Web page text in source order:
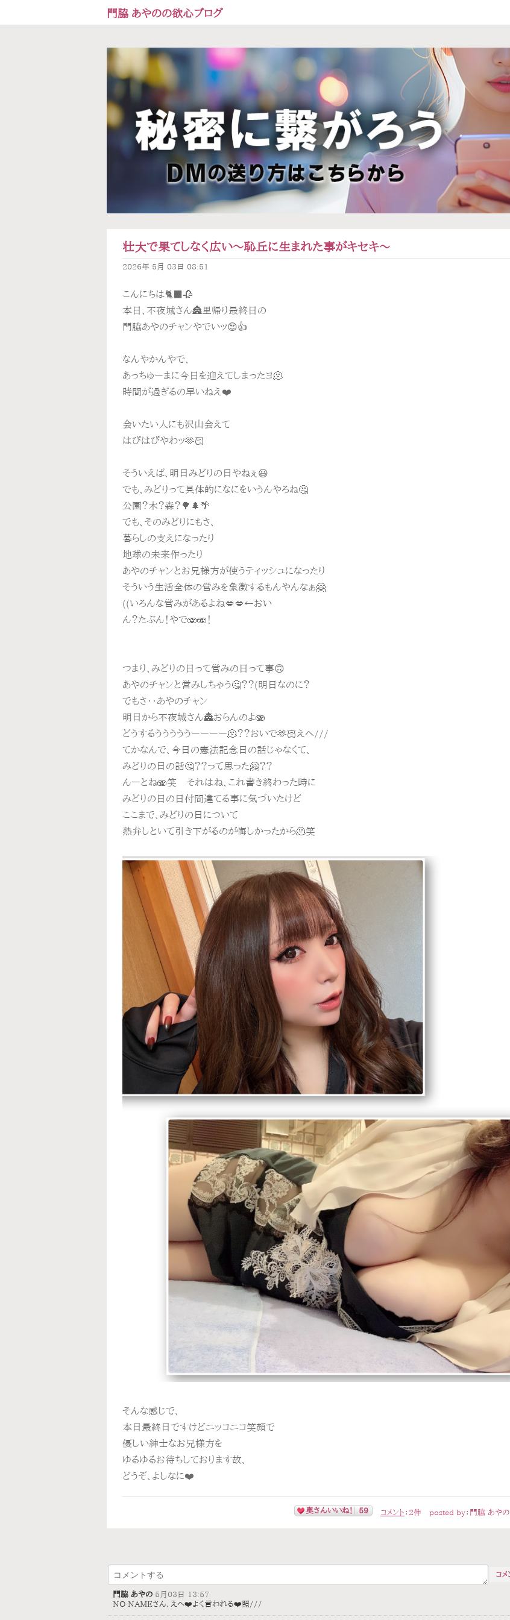
門脇 あやのの欲心ブログ
壮大で果てしなく広い〜恥丘に生まれた事がキセキ〜
2026年 5月 03日 08:51
こんにちは🐈‍⬛🥀
本日、不夜城さん🏯里帰り最終日の
門脇あやのチャンやでいッ😍👍
なんやかんやで、
あっちゅーまに今日を迎えてしまったヨ🫠
時間が過ぎるの早いねえ❤️
会いたい人にも沢山会えて
はぴはぴやわッ🫶🏻
そういえば、明日みどりの日やねぇ😃
でも、みどりって具体的になにをいうんやろね🤔
公園？木？森？🌳🌲🌴
でも、そのみどりにもさ、
暮らしの支えになったり
地球の未来作ったり
あやのチャンとお兄様方が使うティッシュになったり
そういう生活全体の営みを象徴するもんやんなぁ🤗
((いろんな営みがあるよね💋💋←おい
ん？たぶん！やで🫨🫨！
つまり、みどりの日って営みの日って事🙃
あやのチャンと営みしちゃう🤔？？(明日なのに？
でもさ‥あやのチャン
明日から不夜城さん🏯おらんのよ🫨
どうするうううううーーーー🫠？？おいで🫶🏻えへ///
てかなんで、今日の憲法記念日の話じゃなくて、
みどりの日の話🤔？？って思った🤗？？
んーとね🫨笑 それはね、これ書き終わった時に
みどりの日の日付間違てる事に気づいたけど
ここまで、みどりの日について
熱弁しといて引き下がるのが悔しかったから🫠笑
そんな感じで、
本日最終日ですけどニッコニコ笑顔で
優しい紳士なお兄様方を
ゆるゆるお待ちしております故、
どうぞ、よしなに❤️
posted by： 門脇 あやの
コメント ： 2件
奥さんいいね！ 59
門脇 あやの 5月03日 13:57
NO NAMEさん、えへ❤️よく言われる❤️照///